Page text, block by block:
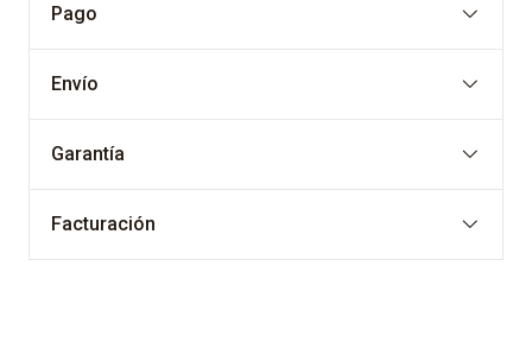
Pago
Envío
Garantía
Facturación